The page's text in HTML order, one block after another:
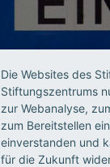
Die Websites des
Stiftungszentrums
zur Webanalyse,
zum Bereitstellen
einverstanden und
für die Zukunft